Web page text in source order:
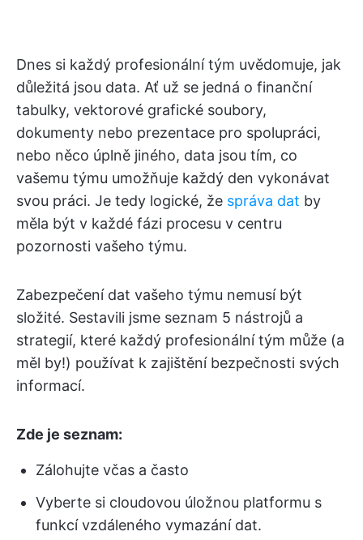
Dnes si každý profesionální tým uvědomuje, jak
důležitá jsou data. Ať už se jedná o finanční
tabulky, vektorové grafické soubory,
dokumenty nebo prezentace pro spolupráci,
nebo něco úplně jiného, data jsou tím, co
vašemu týmu umožňuje každý den vykonávat
svou práci. Je tedy logické, že správa dat by
měla být v každé fázi procesu v centru
pozornosti vašeho týmu.
Zabezpečení dat vašeho týmu nemusí být
složité. Sestavili jsme seznam 5 nástrojů a
strategií, které každý profesionální tým může (a
měl by!) používat k zajištění bezpečnosti svých
informací.
Zde je seznam:
Zálohujte včas a často
Vyberte si cloudovou úložnou platformu s
funkcí vzdáleného vymazání dat.